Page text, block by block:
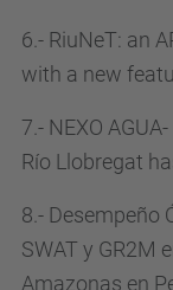
6.- RiuNeT: an
with a new
7.- NEXO
Río Llobregat
8.- Desempeño
SWAT y GR2M
Amazonas en